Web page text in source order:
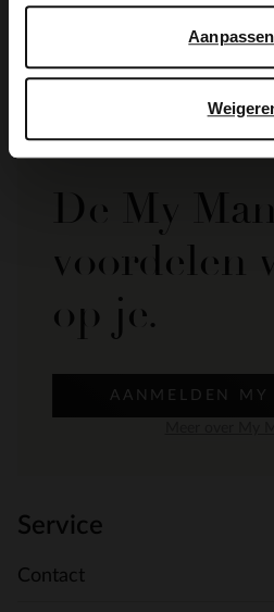
Aanpassen
39.99
De My
voordelen
op je.
AANMELDEN MY
Service
Contact